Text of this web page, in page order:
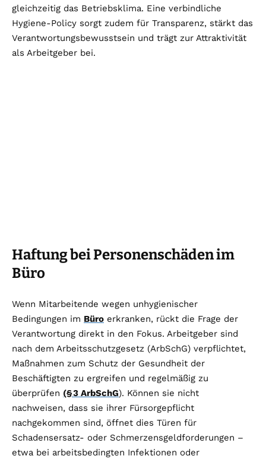
gleichzeitig das Betriebsklima. Eine verbindliche
Hygiene-Policy sorgt zudem für Transparenz, stärkt das
Verantwortungsbewusstsein und trägt zur Attraktivität
als Arbeitgeber bei.
Haftung bei Personenschäden im
Büro
Wenn Mitarbeitende wegen unhygienischer
Bedingungen im Büro erkranken, rückt die Frage der
Verantwortung direkt in den Fokus. Arbeitgeber sind
nach dem Arbeitsschutzgesetz (ArbSchG) verpflichtet,
Maßnahmen zum Schutz der Gesundheit der
Beschäftigten zu ergreifen und regelmäßig zu
überprüfen (§ 3 ArbSchG). Können sie nicht
nachweisen, dass sie ihrer Fürsorgepflicht
nachgekommen sind, öffnet dies Türen für
Schadensersatz- oder Schmerzensgeldforderungen –
etwa bei arbeitsbedingten Infektionen oder